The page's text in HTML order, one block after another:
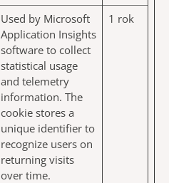
Used by Microsoft
Application Insights
software to collect
statistical usage
and telemetry
information. The
cookie stores a
unique identifier to
recognize users on
returning visits
over time.
1 rok